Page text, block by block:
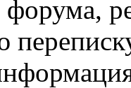
форума,